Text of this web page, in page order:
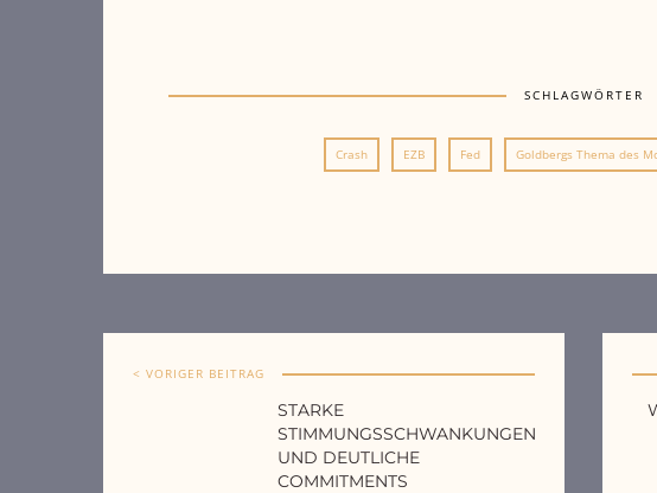
SCHLAGWÖRTER
Crash EZB Fed Goldbergs Thema des
< VORIGER BEITRAG
STARKE
STIMMUNGSSCHWANKUNGEN
UND DEUTLICHE
COMMITMENTS